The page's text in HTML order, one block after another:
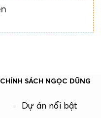
CHÍNH SÁCH NGỌC DŨNG
Dự án nổi bật